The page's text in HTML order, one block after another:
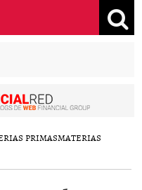
PRIMASMATERIAS